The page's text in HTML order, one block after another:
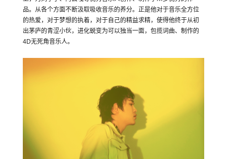
品。从各个方面不断汲取吸收音乐的养分。正是他对于音乐全方位
的热爱，对于梦想的执着，对于自己的精益求精，使得他终于从初
出茅庐的青涩小伙，进化蜕变为可以独当一面，包揽词曲、制作的
4D无死角音乐人。